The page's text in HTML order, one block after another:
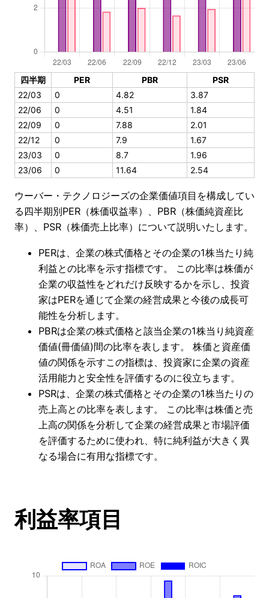
四半期 PER PBR
PSR
22/03
0 4.82
3.87
22/06
0 4.51
1.84
22/09
0 7.88
2.01
22/12
0 7.9
1.67
23/03
0 8.7
1.96
23/06
0 11.64 2.54
ウーバー・テクノロジーズの企業価値項目を構成してい
る四半期別PER（株価収益率）、PBR（株価純資産比
率）、PSR（株価売上比率）について説明いたします。
PERは、企業の株式価格とその企業の1株当たり純
利益との比率を示す指標です。 この比率は株価が
企業の収益性をどれだけ反映するかを示し、投資
家はPERを通じて企業の経営成果と今後の成長可
能性を分析します。
PBRは企業の株式価格と該当企業の1株当り純資産
価値(冊価値)間の比率を表します。 株価と資産価
値の関係を示すこの指標は、投資家に企業の資産
活用能力と安全性を評価するのに役立ちます。
PSRは、企業の株式価格とその企業の1株当たりの
売上高との比率を表します。 この比率は株価と売
上高の関係を分析して企業の経営成果と市場評価
を評価するために使われ、特に純利益が大きく異
なる場合に有用な指標です。
利益率項目